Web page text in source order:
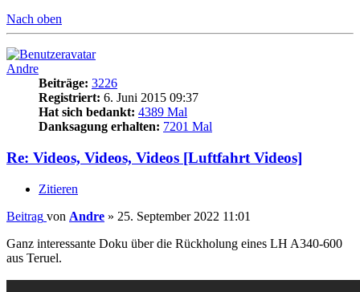
Nach oben
Andre
Beiträge: 3226
Registriert: 6. Juni 2015 09:37
Hat sich bedankt: 4389 Mal
Danksagung erhalten: 7201 Mal
Re: Videos, Videos, Videos [Luftfahrt Videos]
Zitieren
Beitrag von Andre » 25. September 2022 11:01
Ganz interessante Doku über die Rückholung eines LH A340-600
aus Teruel.